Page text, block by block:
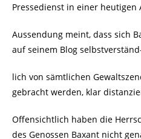
Pressedienst in einer heutigen
Aussendung meint, dass sich
auf seinem Blog
lich von sämtlichen
gebracht werden, klar
Offensichtlich haben die
des Genossen Baxant nicht